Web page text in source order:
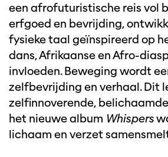
een afrofuturistische reis vol
erfgoed en bevrijding,
fysieke taal geïnspireerd op
dans, Afrikaanse en Afro-
invloeden. Beweging wordt
zelfbevrijding en verhaal. Dit
zelfinnoverende,
het nieuwe album Whispers
lichaam en verzet